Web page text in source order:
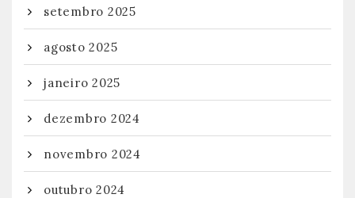
setembro 2025
agosto 2025
janeiro 2025
dezembro 2024
novembro 2024
outubro 2024